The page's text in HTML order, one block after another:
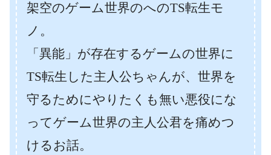
架空のゲーム世界のへのTS転生モ
ノ。
「異能」が存在するゲームの世界に
TS転生した主人公ちゃんが、世界を
守るためにやりたくも無い悪役にな
ってゲーム世界の主人公君を痛めつ
けるお話。